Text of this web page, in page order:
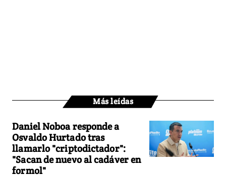
Más leídas
Daniel Noboa responde a
Osvaldo Hurtado tras
llamarlo "criptodictador":
"Sacan de nuevo al cadáver en
formol"